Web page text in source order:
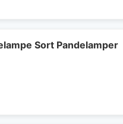
kr..
Sort Pandelamper